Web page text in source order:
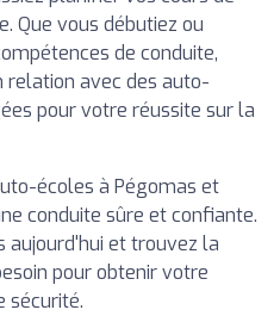
Que vous débutiez ou
de conduite,
relation avec des auto-
pour votre réussite sur la
écoles à Pégomas et
conduite sûre et confiante.
aujourd'hui et trouvez la
pour obtenir votre
sécurité.